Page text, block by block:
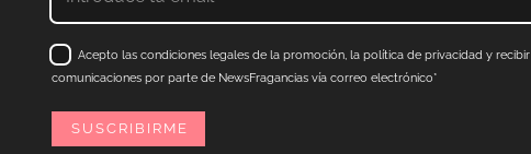
Acepto las condiciones legales de la promoción, la política de privacidad y recibir
comunicaciones por parte de NewsFragancias vía correo electrónico*